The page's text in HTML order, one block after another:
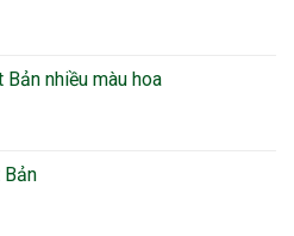
Bản nhiều màu hoa
Bản